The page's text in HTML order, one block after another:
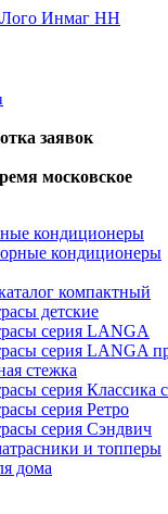
заявок
московское
кондиционеры
кондиционеры
компактный
детские
серия LANGA
серия LANGA
стежка
серия Классика
серия Ретро
серия Сэндвич
и топперы
дома